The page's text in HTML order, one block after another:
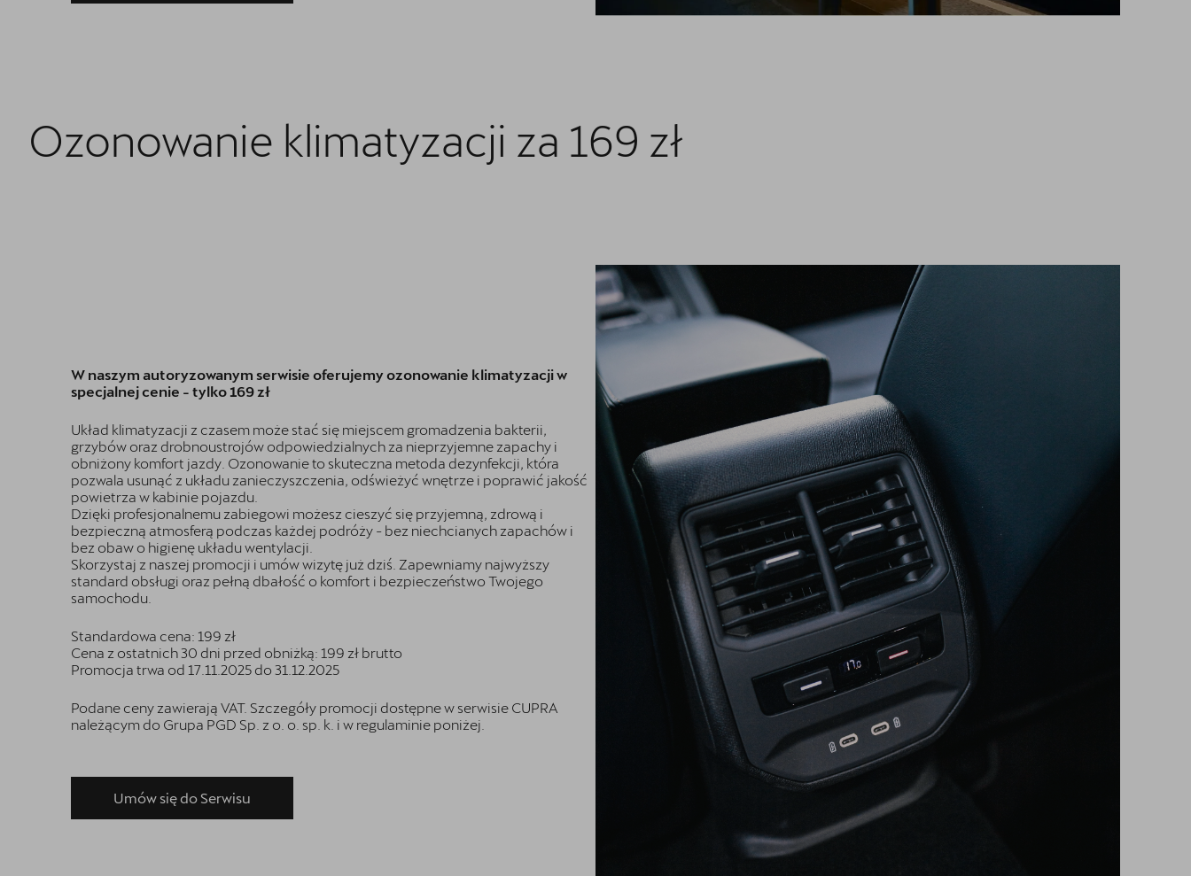
Ozonowanie klimatyzacji za 169 zł
W naszym autoryzowanym serwisie oferujemy ozonowanie klimatyzacji w
specjalnej cenie - tylko 169 zł
Układ klimatyzacji z czasem może stać się miejscem gromadzenia bakterii,
grzybów oraz drobnoustrojów odpowiedzialnych za nieprzyjemne zapachy i
obniżony komfort jazdy. Ozonowanie to skuteczna metoda dezynfekcji, która
pozwala usunąć z układu zanieczyszczenia, odświeżyć wnętrze i poprawić jakość
powietrza w kabinie pojazdu.
Dzięki profesjonalnemu zabiegowi możesz cieszyć się przyjemną, zdrową i
bezpieczną atmosferą podczas każdej podróży - bez niechcianych zapachów i
bez obaw o higienę układu wentylacji.
Skorzystaj z naszej promocji i umów wizytę już dziś. Zapewniamy najwyższy
standard obsługi oraz pełną dbałość o komfort i bezpieczeństwo Twojego
samochodu.
Standardowa cena: 199 zł
Cena z ostatnich 30 dni przed obniżką: 199 zł brutto
Promocja trwa od 17.11.2025 do 31.12.2025
Podane ceny zawierają VAT. Szczegóły promocji dostępne w serwisie CUPRA
należącym do Grupa PGD Sp. z o. o. sp. k. i w regulaminie poniżej.
Umów się do Serwisu